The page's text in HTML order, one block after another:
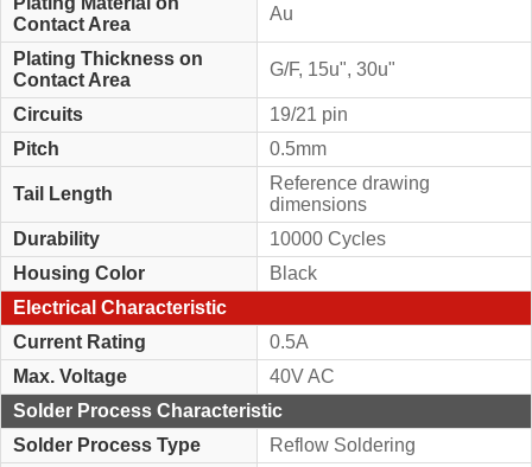
Contact Area
Au
Plating Thickness on
Contact Area
G/F, 15u", 30u"
Circuits
19/21 pin
Pitch
0.5mm
Tail Length
Reference drawing
dimensions
Durability
10000 Cycles
Housing Color
Black
Electrical Characteristic
Current Rating
0.5A
Max. Voltage
40V AC
Solder Process Characteristic
Solder Process Type
Reflow Soldering